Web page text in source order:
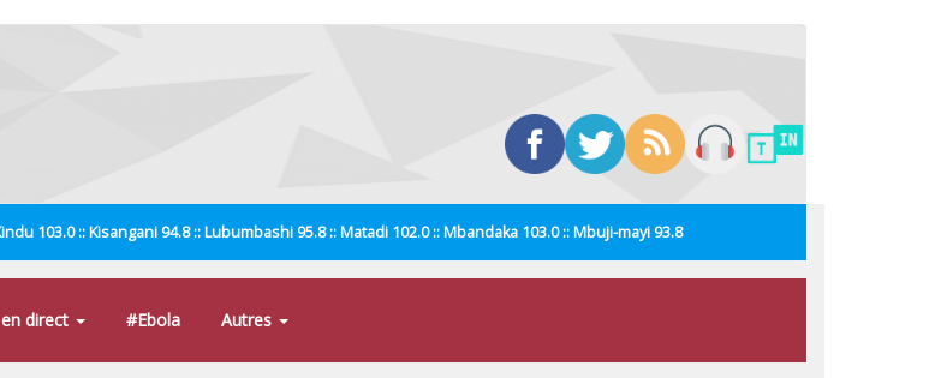
103.0 :: Kisangani 94.8 :: Lubumbashi 95.8 :: Matadi 102.0 :: Mbandaka 103.0 :: Mbuji-mayi 93.8
direct #Ebola Autres